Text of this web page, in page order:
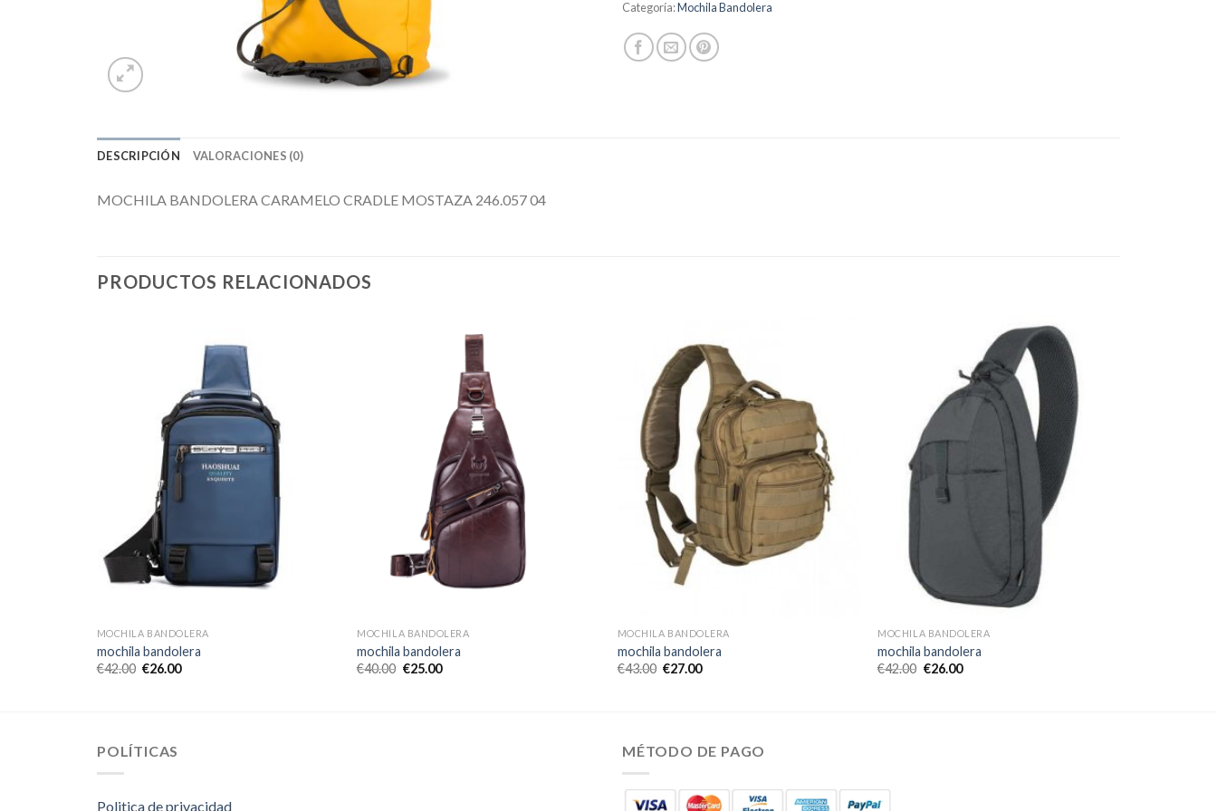
Categoría:Mochila Bandolera
DESCRIPCIÓN VALORACIONES (0)
MOCHILA BANDOLERA CARAMELO CRADLE MOSTAZA 246.057 04
PRODUCTOS RELACIONADOS
MOCHILA BANDOLERA
mochila bandolera
€42.00 €26.00
MOCHILA BANDOLERA
mochila bandolera
€40.00 €25.00
MOCHILA BANDOLERA
mochila bandolera
€43.00 €27.00
MOCHILA BANDOLERA
mochila bandolera
€42.00 €26.00
POLÍTICAS
Politica de privacidad
MÉTODO DE PAGO